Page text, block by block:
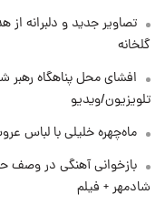
تصاویر جدید و دلبرانه از
گلخانه
افشای محل پناهگاه‌ رهبر
تلویزیون/ویدیو
ماه‌چهره خلیلی با لباس
بازخوانی آهنگی در وصف
شادمهر + فیلم